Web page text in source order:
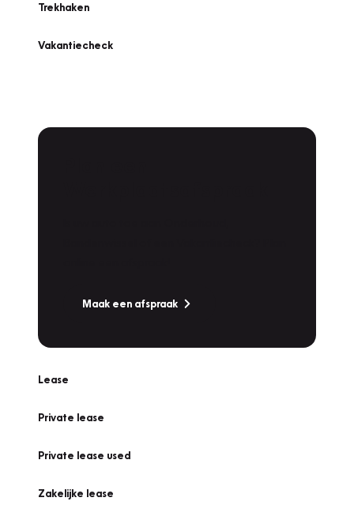
Trekhaken
Vakantiecheck
Maak een afspraak
Lease
Private lease
Private lease used
Zakelijke lease